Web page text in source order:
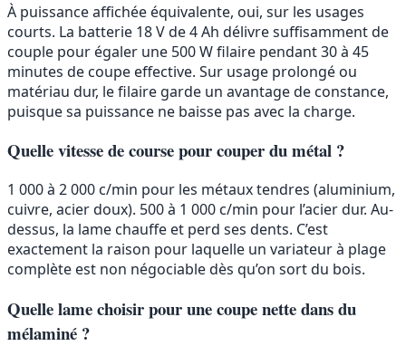
À puissance affichée équivalente, oui, sur les usages
courts. La batterie 18 V de 4 Ah délivre suffisamment de
couple pour égaler une 500 W filaire pendant 30 à 45
minutes de coupe effective. Sur usage prolongé ou
matériau dur, le filaire garde un avantage de constance,
puisque sa puissance ne baisse pas avec la charge.
Quelle vitesse de course pour couper du métal ?
1 000 à 2 000 c/min pour les métaux tendres (aluminium,
cuivre, acier doux). 500 à 1 000 c/min pour l’acier dur. Au-
dessus, la lame chauffe et perd ses dents. C’est
exactement la raison pour laquelle un variateur à plage
complète est non négociable dès qu’on sort du bois.
Quelle lame choisir pour une coupe nette dans du
mélaminé ?